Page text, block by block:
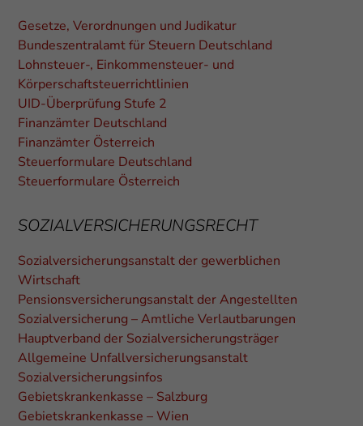
Gesetze, Verordnungen und Judikatur
Bundeszentralamt für Steuern Deutschland
Lohnsteuer-, Einkommensteuer- und
Körperschaftsteuerrichtlinien
UID-Überprüfung Stufe 2
Finanzämter Deutschland
Finanzämter Österreich
Steuerformulare Deutschland
Steuerformulare Österreich
SOZIALVERSICHERUNGSRECHT
Sozialversicherungsanstalt der gewerblichen
Wirtschaft
Pensionsversicherungsanstalt der Angestellten
Sozialversicherung – Amtliche Verlautbarungen
Hauptverband der Sozialversicherungsträger
Allgemeine Unfallversicherungsanstalt
Sozialversicherungsinfos
Gebietskrankenkasse – Salzburg
Gebietskrankenkasse – Wien